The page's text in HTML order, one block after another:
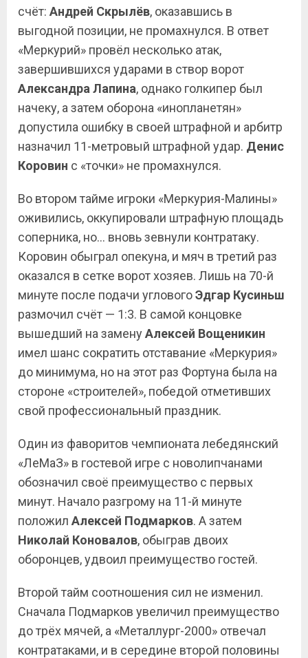
счёт: Андрей Скрылёв, оказавшись в
выгодной позиции, не промахнулся. В ответ
«Меркурий» провёл несколько атак,
завершившихся ударами в створ ворот
Александра Лапина, однако голкипер был
начеку, а затем оборона «инопланетян»
допустила ошибку в своей штрафной и арбитр
назначил 11-метровый штрафной удар. Денис
Коровин с «точки» не промахнулся.
Во втором тайме игроки «Меркурия-Малины»
оживились, оккупировали штрафную площадь
соперника, но… вновь зевнули контратаку.
Коровин обыграл опекуна, и мяч в третий раз
оказался в сетке ворот хозяев. Лишь на 70-й
минуте после подачи угловогоЭдгар Кусиньш
размочил счёт — 1:3. В самой концовке
вышедший на заменуАлексей Вощеникин
имел шанс сократить отставание «Меркурия»
до минимума, но на этот раз Фортуна была на
стороне «строителей», победой отметивших
свой профессиональный праздник.
Один из фаворитов чемпионата лебедянский
«ЛеМаЗ» в гостевой игре с новолипчанами
обозначил своё преимущество с первых
минут. Начало разгрому на 11-й минуте
положил Алексей Подмарков. А затем
Николай Коновалов, обыграв двоих
оборонцев, удвоил преимущество гостей.
Второй тайм соотношения сил не изменил.
Сначала Подмарков увеличил преимущество
до трёх мячей, а «Металлург-2000» отвечал
контратаками, и в середине второй половины